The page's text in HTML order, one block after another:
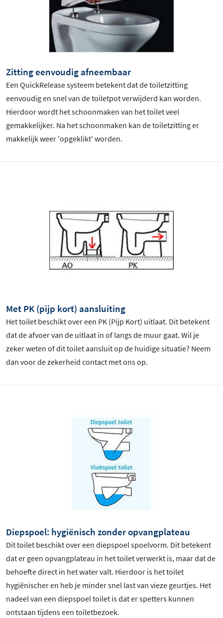
Zitting eenvoudig afneembaar
Een QuickRelease systeem betekent dat de toiletzitting
eenvoudig en snel van de toiletpot verwijderd kan worden.
Hierdoor wordt het schoonmaken van het toilet veel
gemakkelijker. Na het schoonmaken kan de toiletzitting er
makkelijk weer 'opgeklikt' worden.
Met PK (pijp kort) aansluiting
Het toilet beschikt over een PK (Pijp Kort) uitlaat. Dit betekent
dat de afvoer van de uitlaat in of langs de muur gaat. Wil je
zeker weten of dit toilet aansluit op de huidige situatie? Neem
dan voor de zekerheid contact met ons op.
Diepspoel: hygiënisch zonder opvangplateau
Dit toilet beschikt over een diepspoel spoelvorm. Dit betekent
dat er geen opvangplateau in het toilet verwerkt is, maar dat de
behoefte direct in het water valt. Hierdoor is het toilet
hygiënischer en heb je minder snel last van vieze geurtjes. Het
nadeel van een diepspoel toilet is dat er spetters kunnen
ontstaan tijdens een toiletbezoek.